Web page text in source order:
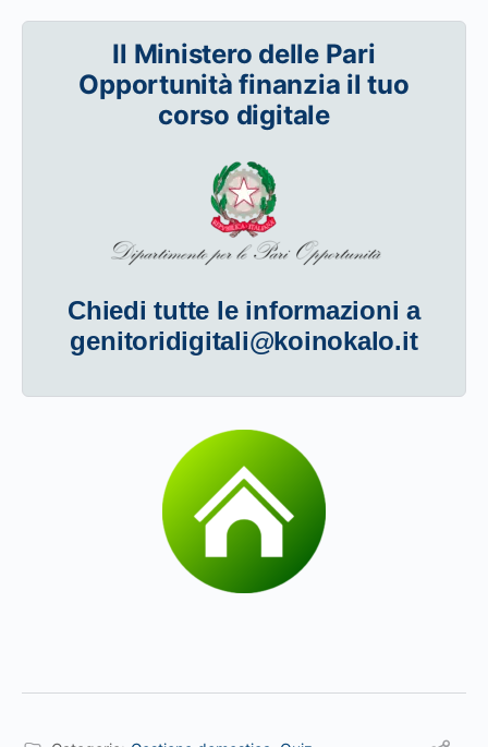
Il Ministero delle Pari
Opportunità finanzia il tuo
corso digitale
Chiedi tutte le informazioni a
genitoridigitali@koinokalo.it